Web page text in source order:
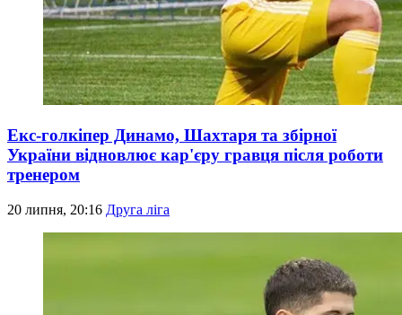
Екс-голкіпер Динамо, Шахтаря та збірної
України відновлює кар'єру гравця після роботи
тренером
20 липня, 20:16 Друга ліга